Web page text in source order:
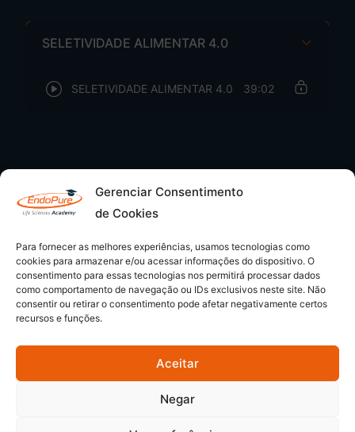
Gerenciar Consentimento
de Cookies
Para fornecer as melhores experiências, usamos tecnologias como
cookies para armazenar e/ou acessar informações do dispositivo. O
consentimento para essas tecnologias nos permitirá processar dados
como comportamento de navegação ou IDs exclusivos neste site. Não
consentir ou retirar o consentimento pode afetar negativamente certos
recursos e funções.
Aceitar
Negar
SELETIVIDADE ALIMENTAR 4.0
SELETIVIDADE ALIMENTAR 4.0 39:02
© 2026 - EndoPure Academy | CNPJ: 54.349.169/0001-80